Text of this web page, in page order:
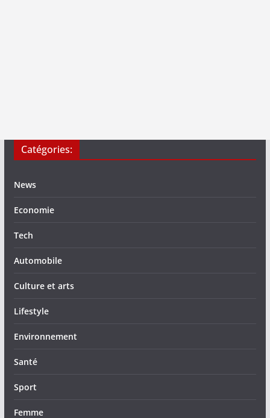
Catégories:
News
Economie
Tech
Automobile
Culture et arts
Lifestyle
Environnement
Santé
Sport
Femme